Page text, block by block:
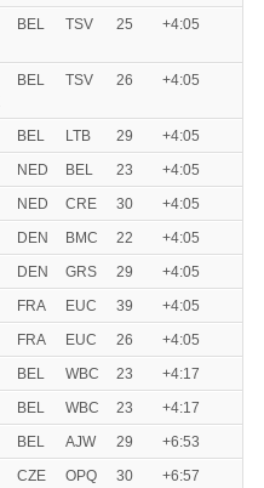
BEL TSV 25 +4:05
BEL TSV 26 +4:05
BEL LTB 29
+4:05
NED BEL 23
+4:05
NED CRE 30
+4:05
DEN BMC 22
+4:05
DEN GRS 29
+4:05
FRA EUC 39
+4:05
FRA EUC 26
+4:05
BEL WBC 23
+4:17
BEL WBC 23
+4:17
BEL AJW 29
+6:53
CZE OPQ 30
+6:57